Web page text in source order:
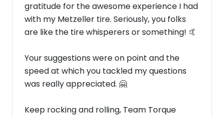
gratitude for the awesome experience I had
with my Metzeller tire. Seriously, you folks
are like the tire whisperers or something! 🤙
Your suggestions were on point and the
speed at which you tackled my questions
was really appreciated. 🤗
Keep rocking and rolling, Team Torque